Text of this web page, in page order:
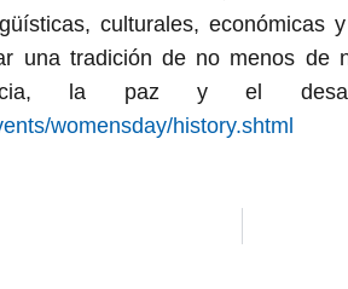
culturales, económicas
una tradición de no menos de
la paz y el
womensday/history.shtml